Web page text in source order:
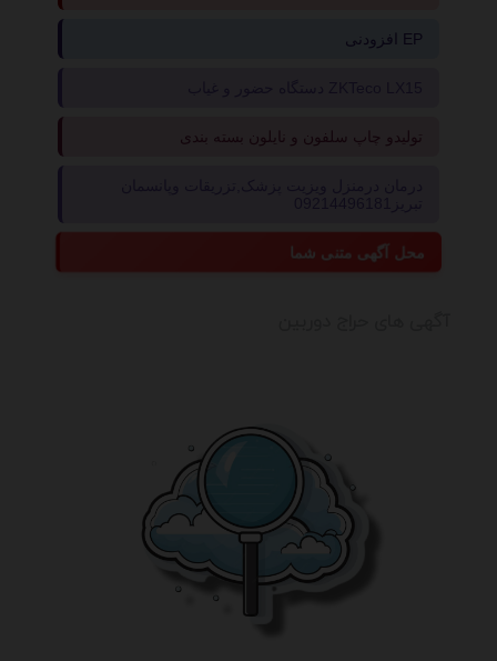
افزودنی EP
تولیدو چاپ سلفون و نایلون بسته بندی
محل آگهی متنی شما